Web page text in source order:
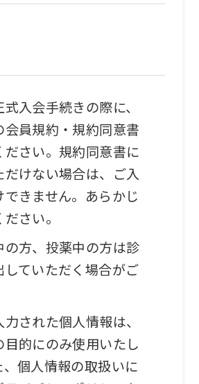
入会手続きの際に、
会員規約・規約同意書
ださい。規約同意書に
だけない場合は、ご入
できません。あらかじ
さい。
の方、投薬中の方は診
していただく場合がご
された個人情報は、
目的にのみ使用いたし
、個人情報の取扱いに
We
ask
that
you
fully
understand
this
before
service.
Automatic